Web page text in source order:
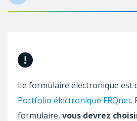
Le formulaire électronique est
Portfolio électronique FRQnet.
formulaire, vous devrez